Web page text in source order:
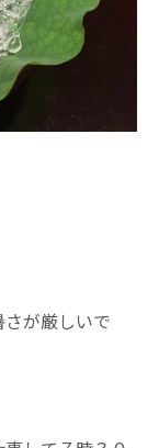
が厳しいで